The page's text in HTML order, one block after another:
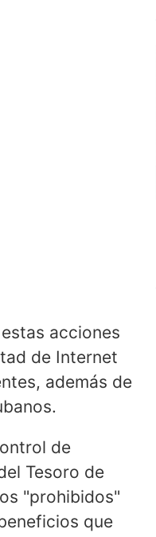
acciones
de Internet
además de
de
Tesoro de
"prohibidos"
que